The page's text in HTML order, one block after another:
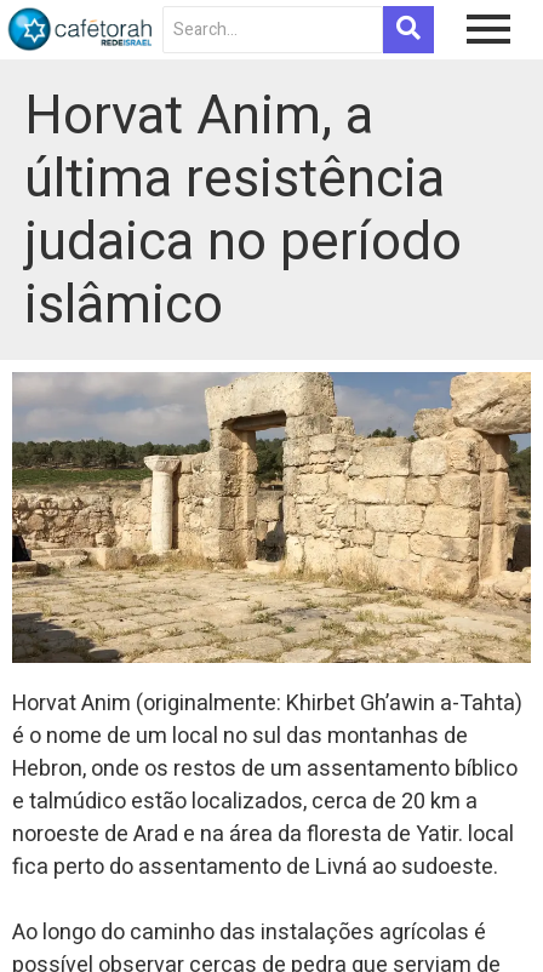
Horvat Anim, a
última resistência
judaica no período
islâmico
Horvat Anim (originalmente: Khirbet Gh’awin a-Tahta)
é o nome de um local no sul das montanhas de
Hebron, onde os restos de um assentamento bíblico
e talmúdico estão localizados, cerca de 20 km a
noroeste de Arad e na área da floresta de Yatir. local
fica perto do assentamento de Livná ao sudoeste.
Ao longo do caminho das instalações agrícolas é